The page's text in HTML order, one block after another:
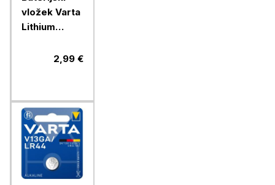
vložek Varta
Lithium
CR2025 1/1
2,99 €